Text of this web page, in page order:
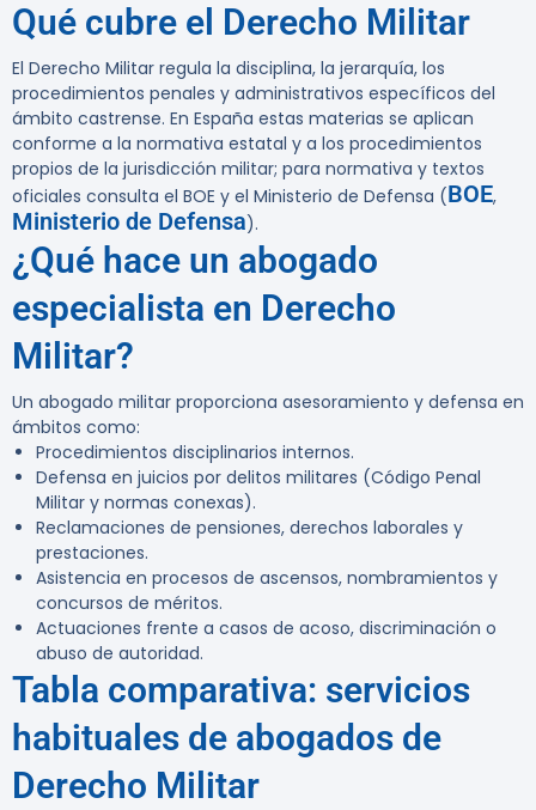
Qué cubre el Derecho Militar
El Derecho Militar regula la disciplina, la jerarquía, los
procedimientos penales y administrativos específicos del
ámbito castrense. En España estas materias se aplican
conforme a la normativa estatal y a los procedimientos
propios de la jurisdicción militar; para normativa y textos
oficiales consulta el BOE y el Ministerio de Defensa (BOE,
Ministerio de Defensa).
¿Qué hace un abogado
especialista en Derecho
Militar?
Un abogado militar proporciona asesoramiento y defensa en
ámbitos como:
Procedimientos disciplinarios internos.
Defensa en juicios por delitos militares (Código Penal
Militar y normas conexas).
Reclamaciones de pensiones, derechos laborales y
prestaciones.
Asistencia en procesos de ascensos, nombramientos y
concursos de méritos.
Actuaciones frente a casos de acoso, discriminación o
abuso de autoridad.
Tabla comparativa: servicios
habituales de abogados de
Derecho Militar